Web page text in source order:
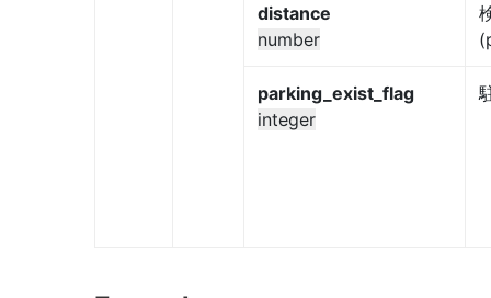
distance
number
parking_exist_flag
integer